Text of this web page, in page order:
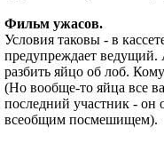
Фильм ужасов.
Условия таковы - в
предупреждает
разбить яйцо об лоб.
(Но вообще-то яйца все
последний участник - он
всеобщим посмешищем).